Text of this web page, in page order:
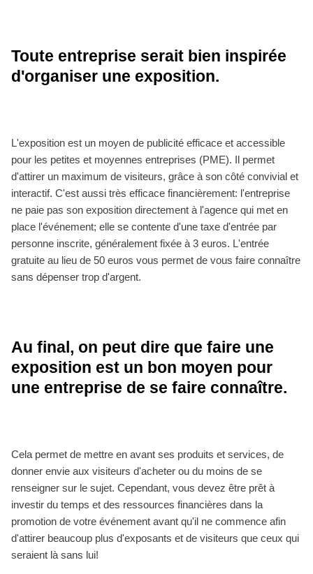
Toute entreprise serait bien inspirée
d'organiser une exposition.
L'exposition est un moyen de publicité efficace et accessible
pour les petites et moyennes entreprises (PME). Il permet
d'attirer un maximum de visiteurs, grâce à son côté convivial et
interactif. C'est aussi très efficace financièrement: l'entreprise
ne paie pas son exposition directement à l'agence qui met en
place l'événement; elle se contente d'une taxe d'entrée par
personne inscrite, généralement fixée à 3 euros. L'entrée
gratuite au lieu de 50 euros vous permet de vous faire connaître
sans dépenser trop d'argent.
Au final, on peut dire que faire une
exposition est un bon moyen pour
une entreprise de se faire connaître.
Cela permet de mettre en avant ses produits et services, de
donner envie aux visiteurs d'acheter ou du moins de se
renseigner sur le sujet. Cependant, vous devez être prêt à
investir du temps et des ressources financières dans la
promotion de votre événement avant qu'il ne commence afin
d'attirer beaucoup plus d'exposants et de visiteurs que ceux qui
seraient là sans lui!